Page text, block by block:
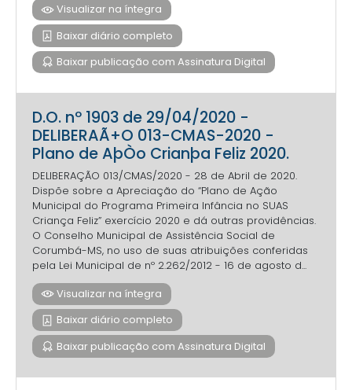
Visualizar na íntegra
Baixar diário completo
Baixar publicação com Assinatura Digital
D.O. nº 1903 de 29/04/2020 -
DELIBERAÃ+O 013-CMAS-2020 -
Plano de AþÒo Crianþa Feliz 2020.
DELIBERAÇÃO 013/CMAS/2020 - 28 de Abril de 2020.
Dispõe sobre a Apreciação do “Plano de Ação
Municipal do Programa Primeira Infância no SUAS
Criança Feliz” exercício 2020 e dá outras providências.
O Conselho Municipal de Assistência Social de
Corumbá-MS, no uso de suas atribuições conferidas
pela Lei Municipal de nº 2.262/2012 - 16 de agosto d...
Visualizar na íntegra
Baixar diário completo
Baixar publicação com Assinatura Digital